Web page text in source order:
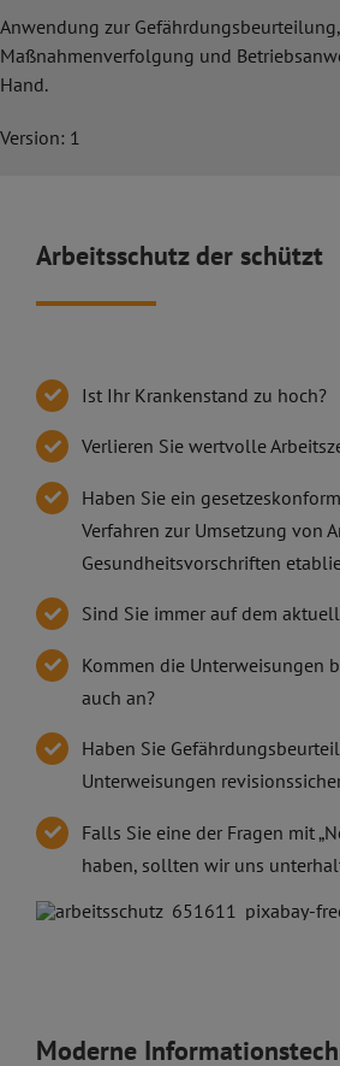
Anwendung zur
Maßnahmenverfolgung und
Hand.
Version: 1
Arbeitsschutz der schützt
Ist Ihr Krankenstand zu hoch?
Verlieren Sie wertvolle
Haben Sie ein
Verfahren zur Umsetzung von
Gesundheitsvorschriften
Sind Sie immer auf dem
Kommen die Unterweisungen
auch an?
Haben Sie
Unterweisungen
Falls Sie eine der Fragen mit
haben, sollten wir uns
Moderne